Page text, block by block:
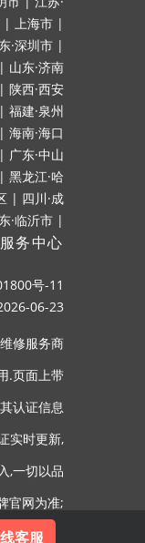
| 上海市 |
·深圳市 |
| 山东·济南
| 陕西·西安
| 福建·泉州
| 海南·海口
| 广东·中山
| 黑龙江·哈
| 四川·成
·临沂市 |
务中心
号-11
06-23
修服务商
.页面上带
认证信息
实时更新,
,一切以品
官网为准;
客服